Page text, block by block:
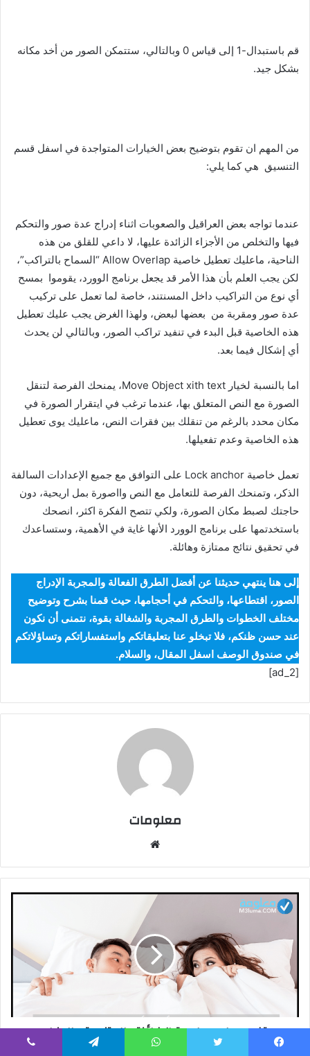
قم باستبدال-1 إلى قياس 0 وبالتالي، ستتمكن الصور من أخد مكانه
بشكل جيد.
من المهم ان تقوم بتوضيح بعض الخيارات المتواجدة في اسفل قسم
التنسيق هي كما يلي:
عندما تواجه بعض العراقيل والصعوبات اثناء إدراج عدة صور والتحكم
فيها والتخلص من الأجزاء الزائدة عليها، لا داعي للقلق من هذه
الناحية، ماعليك تعطيل خاصية Allow Overlap “السماح بالتراكب”،
لكن يجب العلم بأن هذا الأمر قد يجعل برنامج الوورد، يقوموا بمسح
أي نوع من التراكيب داخل المسنتند، خاصة لما تعمل على تركيب
عدة صور ومقربة من بعضها لبعض، ولهذا الغرض يجب عليك تعطيل
هذه الخاصية قبل البدء في تنفيد تراكب الصور، وبالتالي لن يحدث
أي إشكال فيما بعد.
اما بالنسبة لخيار Move Object xith text، يمنحك الفرصة لتنقل
الصورة مع النص المتعلق بها، عندما ترغب في ايتقرار الصورة في
مكان محدد بالرغم من تنقلك بين فقرات النص، ماعليك يوى تعطيل
هذه الخاصية وعدم تفعيلها.
تعمل خاصية Lock anchor على التوافق مع جميع الإعدادات السالفة
الذكر، وتمنحك الفرصة للتعامل مع النص وااصورة بمل اريحية، دون
حاجتك لصبط مكان الصورة، ولكي تتصح الفكرة اكثر، انصحك
باستخدتمها على برنامج الوورد الأنها غاية في الأهمية، وستساعدك
في تحقيق نتائج ممتازة وهائلة.
إلى هنا ينتهي حديثنا عن أفضل الطرق الفعالة والمجربة الإدراج
الصور، اقتطاعها، والتحكم في أحجامها، حيث قمنا بشرح وتوضيح
مختلف الخطوات والطرق المجربة والشغالة بقوة، نتمنى أن نكون
عند حسن ظنكم، فلا تبخلو عنا بتعليقاتكم واستفساراتكم وتساؤلاتكم
في صندوق الوصف اسفل المقال، والسلام.
[ad_2]
معلومات
ق
ع
ا
و
ب
تفسير حلم مجامعة الاخ لأخته للمتزوجة والعزباء